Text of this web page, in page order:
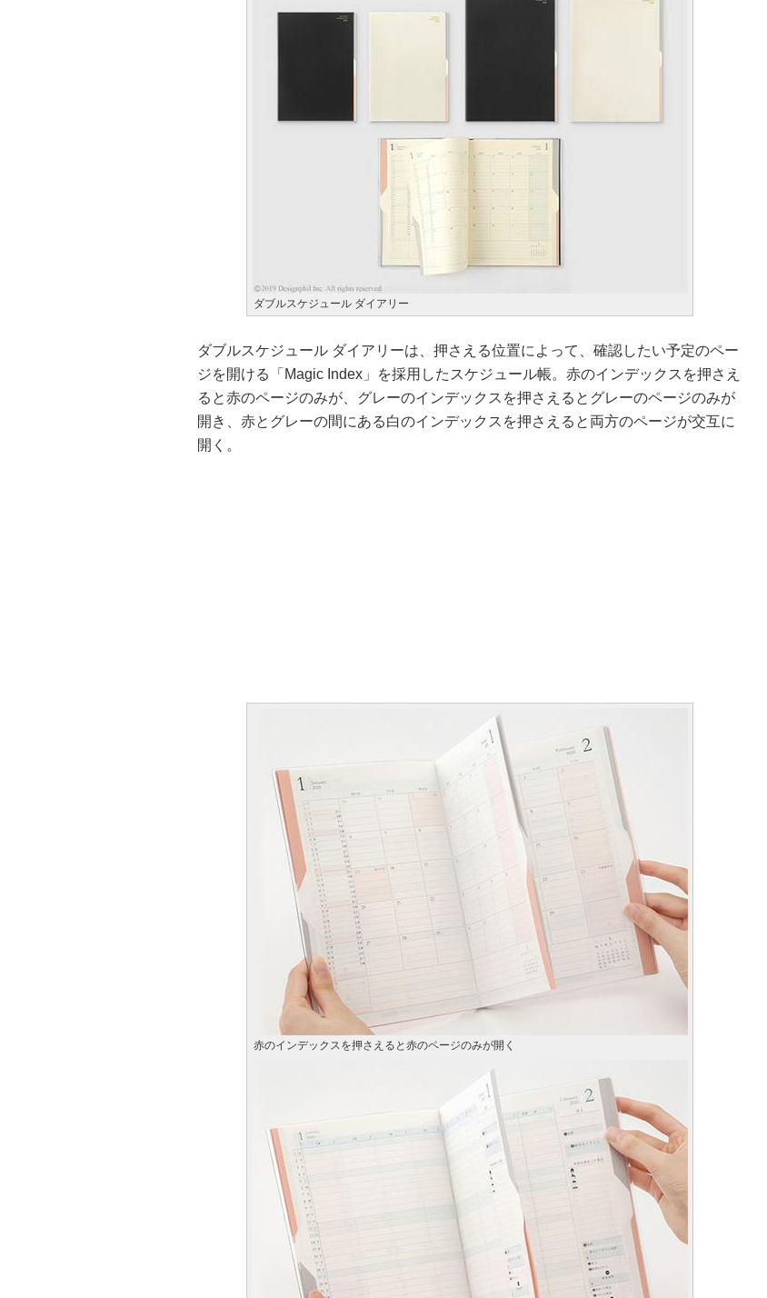
ダブルスケジュール ダイアリー
ダブルスケジュール ダイアリーは、押さえる位置によって、確認したい予定のペー
ジを開ける「Magic Index」を採用したスケジュール帳。赤のインデックスを押さえ
ると赤のページのみが、グレーのインデックスを押さえるとグレーのページのみが
開き、赤とグレーの間にある白のインデックスを押さえると両方のページが交互に
開く。
赤のインデックスを押さえると赤のページのみが開く